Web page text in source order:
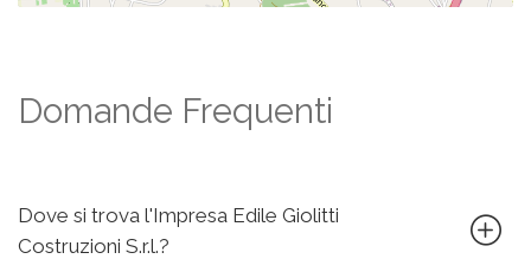
Domande Frequenti
Dove si trova l'Impresa Edile Giolitti
Costruzioni S.r.l.?